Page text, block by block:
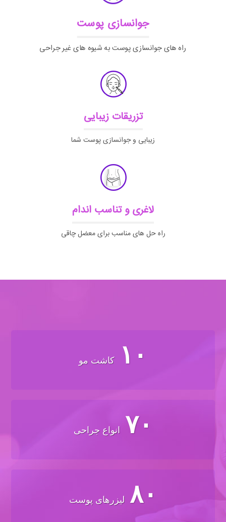
جوانسازی پوست
راه های جوانسازی پوست به شیوه های غیر جراحی
تزریقات زیبایی
زیبایی و جوانسازی پوست شما
لاغری و تناسب اندام
راه حل های مناسب برای معضل چاقی
۱۰ کاشت مو
۷۰ انواع جراحی
۸۰ لیزرهای پوست